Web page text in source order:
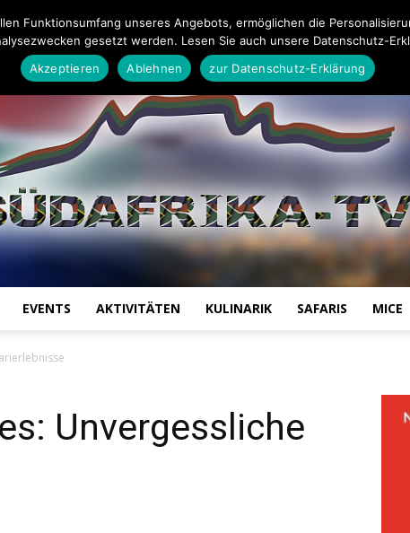
EVENTS AKTIVITÄTEN KULINARIK SAFARIS MICE
Unvergessliche
Funktionsumfang unseres Angebots, ermöglichen die
gesetzt werden. Lesen Sie auch unsere Datenschutz-
Akzeptieren
Ablehnen zur Datenschutz-Erklärung